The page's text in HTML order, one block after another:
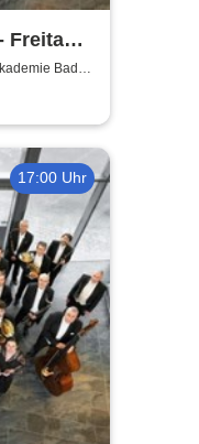
Freitag |
Bad
17:00 Uhr